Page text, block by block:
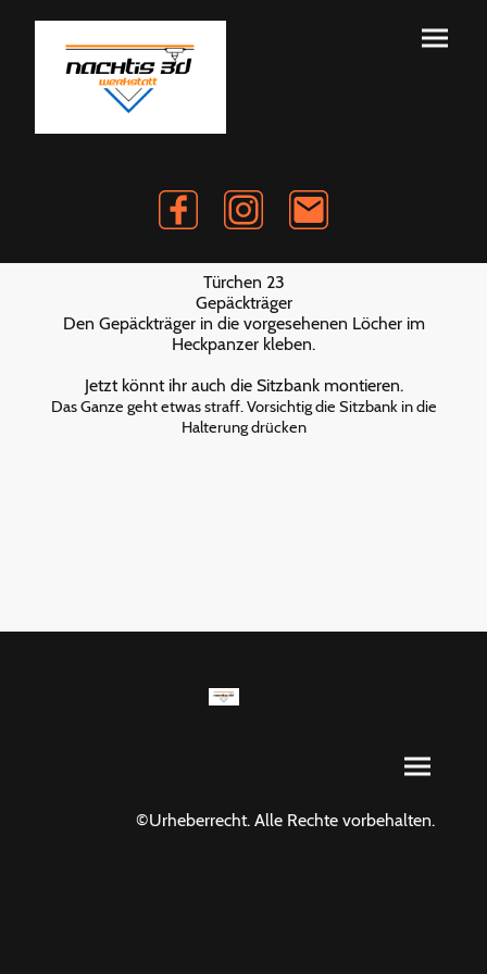
Türchen 23
Gepäckträger
Den Gepäckträger in die vorgesehenen Löcher im
Heckpanzer kleben.
Jetzt könnt ihr auch die Sitzbank montieren.
Das Ganze geht etwas straff. Vorsichtig die Sitzbank in die
Halterung drücken
©Urheberrecht. Alle Rechte vorbehalten.